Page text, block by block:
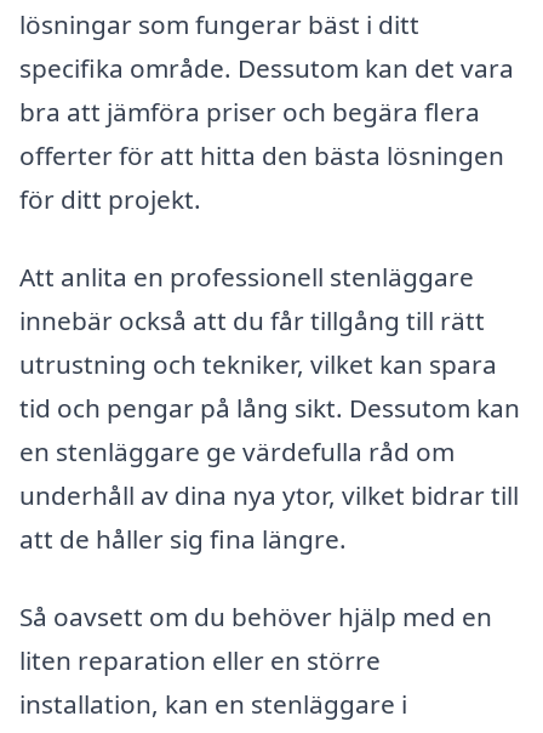
lösningar som fungerar bäst i ditt
specifika område. Dessutom kan det vara
bra att jämföra priser och begära flera
offerter för att hitta den bästa lösningen
för ditt projekt.
Att anlita en professionell stenläggare
innebär också att du får tillgång till rätt
utrustning och tekniker, vilket kan spara
tid och pengar på lång sikt. Dessutom kan
en stenläggare ge värdefulla råd om
underhåll av dina nya ytor, vilket bidrar till
att de håller sig fina längre.
Så oavsett om du behöver hjälp med en
liten reparation eller en större
installation, kan en stenläggare i